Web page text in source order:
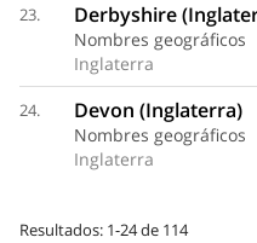
23. Derbyshire
Nombres geográficos
Inglaterra
24. Devon (Inglaterra)
Nombres geográficos
Inglaterra
Resultados: 1-24 de 114